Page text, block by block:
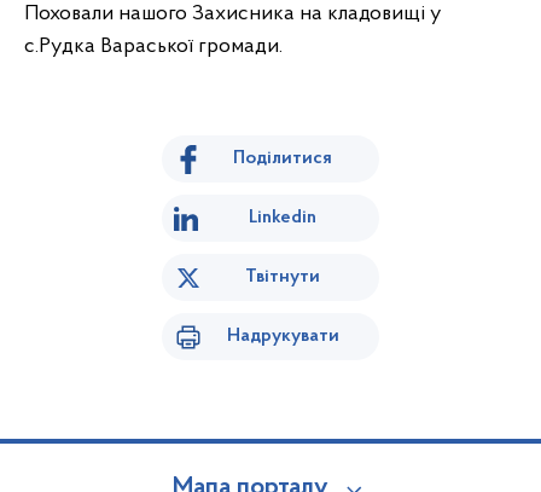
Поховали нашого Захисника на кладовищі у
с.Рудка Вараської громади.
Поділитися
Linkedin
Твітнути
Надрукувати